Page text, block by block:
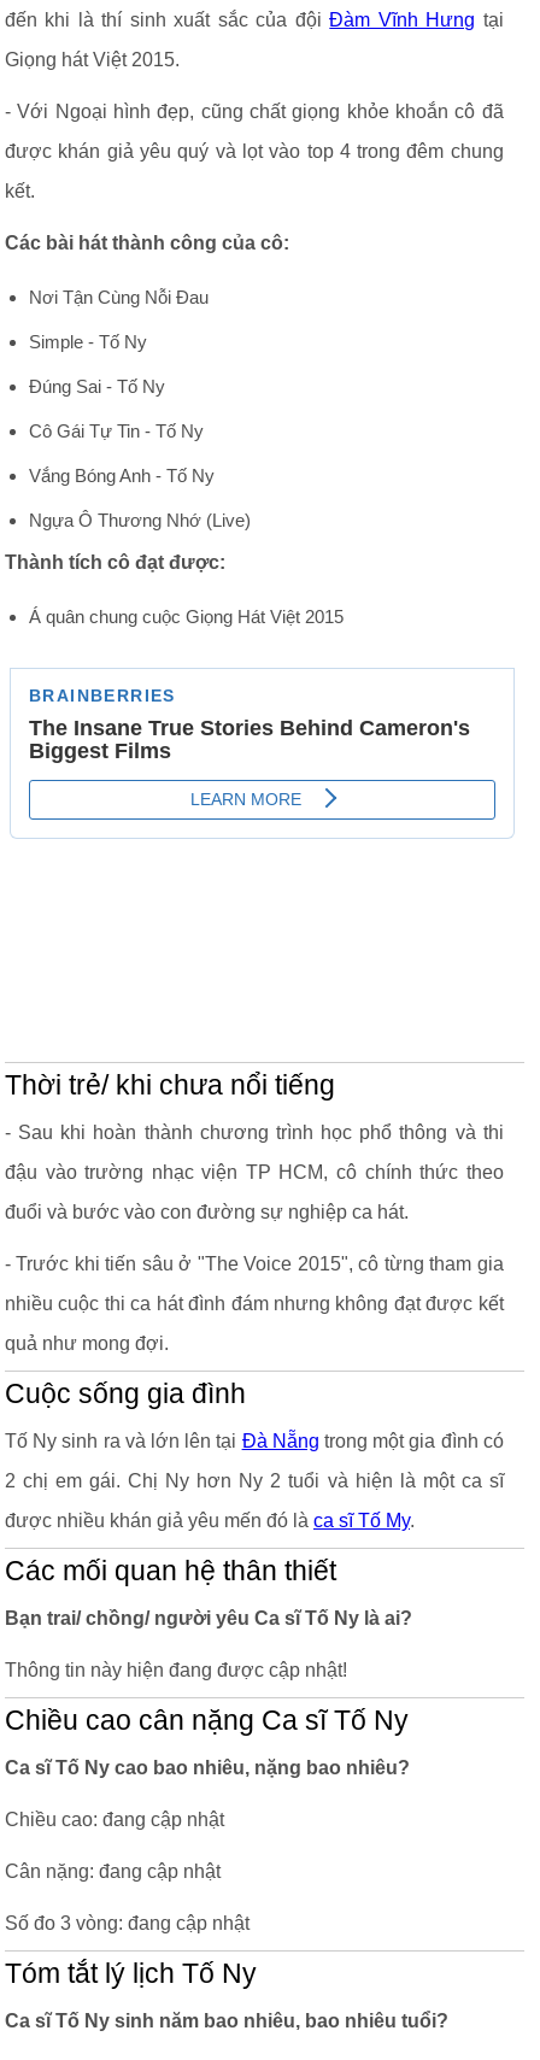
đến khi là thí sinh xuất sắc của độiĐàm Vĩnh Hưng tại
Giọng hát Việt 2015.
- Với Ngoại hình đẹp, cũng chất giọng khỏe khoắn cô đã
được khán giả yêu quý và lọt vào top 4 trong đêm chung
kết.
Các bài hát thành công của cô:
Nơi Tận Cùng Nỗi Đau
Simple - Tố Ny
Đúng Sai - Tố Ny
Cô Gái Tự Tin - Tố Ny
Vắng Bóng Anh - Tố Ny
Ngựa Ô Thương Nhớ (Live)
Thành tích cô đạt được:
Á quân chung cuộc Giọng Hát Việt 2015
Thời trẻ/ khi chưa nổi tiếng
- Sau khi hoàn thành chương trình học phổ thông và thi
đậu vào trường nhạc viện TP HCM, cô chính thức theo
đuổi và bước vào con đường sự nghiệp ca hát.
- Trước khi tiến sâu ở "The Voice 2015", cô từng tham gia
nhiều cuộc thi ca hát đình đám nhưng không đạt được kết
quả như mong đợi.
Cuộc sống gia đình
Tố Ny sinh ra và lớn lên tại Đà Nẵng trong một gia đình có
2 chị em gái. Chị Ny hơn Ny 2 tuổi và hiện là một ca sĩ
được nhiều khán giả yêu mến đó là ca sĩ Tố My.
Các mối quan hệ thân thiết
Bạn trai/ chồng/ người yêu Ca sĩ Tố Ny là ai?
Thông tin này hiện đang được cập nhật!
Chiều cao cân nặng Ca sĩ Tố Ny
Ca sĩ Tố Ny cao bao nhiêu, nặng bao nhiêu?
Chiều cao: đang cập nhật
Cân nặng: đang cập nhật
Số đo 3 vòng: đang cập nhật
Tóm tắt lý lịch Tố Ny
Ca sĩ Tố Ny sinh năm bao nhiêu, bao nhiêu tuổi?